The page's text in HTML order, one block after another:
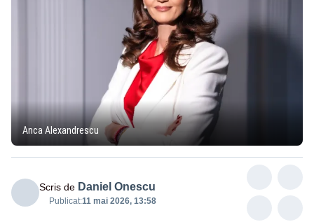
Anca Alexandrescu
Scris de Daniel Onescu
Publicat:11 mai 2026, 13:58